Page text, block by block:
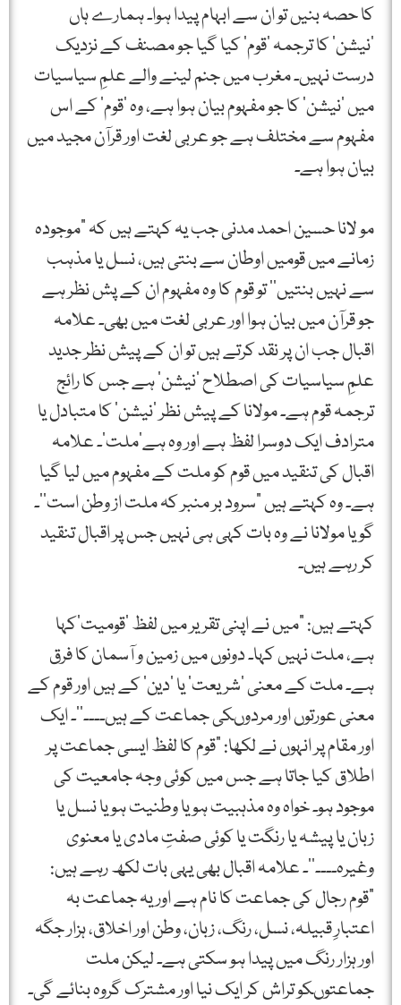
کا حصہ بنیں تو ان سے ابہام پیدا ہوا۔ ہمارے ہاں
‘نیشن‘ کا ترجمہ ‘قوم‘ کیا گیا جو مصنف کے نزدیک
درست نہیں۔ مغرب میں جنم لینے والے علمِ سیاسیات
میں ‘نیشن‘ کا جو مفہوم بیان ہوا ہے، وہ ‘قوم‘ کے اس
مفہوم سے مختلف ہے جو عربی لغت اور قرآن مجید میں
بیان ہوا ہے۔
مو لانا حسین احمد مدنی جب یہ کہتے ہیں کہ ”موجودہ
زمانے میں قومیں اوطان سے بنتی ہیں، نسل یا مذہب
سے نہیں بنتیں‘‘ تو قوم کا وہ مفہوم ان کے پش نظر ہے
جو قرآن میں بیان ہوا اور عربی لغت میں بھی۔ علامہ
اقبال جب ان پر نقد کرتے ہیں تو ان کے پیش نظر جدید
علمِ سیاسیات کی اصطلاح ‘نیشن‘ ہے جس کا رائج
ترجمہ قوم ہے۔ مولانا کے پیش نظر ‘نیشن‘ کا متبادل یا
مترادف ایک دوسرا لفظ ہے اور وہ ہے’ملت‘۔ علامہ
اقبال کی تنقید میں قوم کو ملت کے مفہوم میں لیا گیا
ہے۔ وہ کہتے ہیں ”سرود بر منبر کہ ملت از وطن است‘‘۔
گویا مولانا نے وہ بات کہی ہی نہیں جس پر اقبال تنقید
کر رہے ہیں۔
کہتے ہیں: ”میں نے اپنی تقریر میں لفظ ‘قومیت‘کہا
ہے، ملت نہیں کہا۔ دونوں میں زمین و آسمان کا فرق
ہے۔ ملت کے معنی ‘شریعت‘ یا ‘دین‘ کے ہیں اور قوم کے
معنی عورتوں اور مردوںکی جماعت کے ہیں۔۔۔۔‘‘۔ ایک
اور مقام پر انہوں نے لکھا: ”قوم کا لفظ ایسی جماعت پر
اطلاق کیا جاتا ہے جس میں کوئی وجہ جامعیت کی
موجود ہو۔ خواہ وہ مذہبیت ہو یا وطنیت ہو یا نسل یا
زبان یا پیشہ یا رنگت یا کوئی صفتِ مادی یا معنوی
وغیرہ۔۔۔۔‘‘۔ علامہ اقبال بھی یہی بات لکھ رہے ہیں:
”قوم رجال کی جماعت کا نام ہے اور یہ جماعت بہ
اعتبارِ قبیلہ، نسل، رنگ، زبان، وطن اور اخلاق، ہزار جگہ
اور ہزار رنگ میں پیدا ہو سکتی ہے۔ لیکن ملت
جماعتوںکو تراش کر ایک نیا اور مشترک گروہ بنائے گی۔